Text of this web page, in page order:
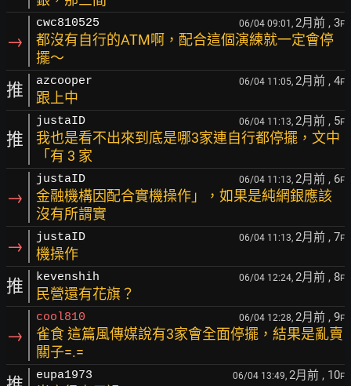
→
cwc810525 06/04 09:01, 2月前 , 3F
都沒有自行的ATM啊，配合這個演練就一定會停
擺～
推 azcooper 06/04 11:05, 2月前 , 4F
跟上中
推
justaID 06/04 11:13, 2月前 , 5F
我也是看不出來到底是哪3家連自行都停擺，文中
「有 3 家
→
justaID 06/04 11:13, 2月前 , 6F
金融機構因配合實機操作」，如果是純網銀應該
沒有所謂實
→ justaID 06/04 11:13, 2月前 , 7F
機操作
推 kevenshih 06/04 12:24, 2月前 , 8F
民營還有花旗？
→
cool810 06/04 12:28, 2月前 , 9F
雀食 這篇風傳媒說有3家會全面停擺，結果是亂賣
關子=.=
eupa1973 06/04 13:49, 2月前 , 10F